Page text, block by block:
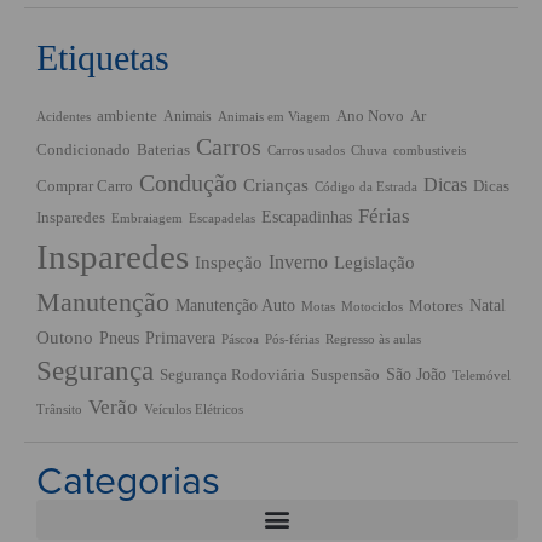
Etiquetas
Acidentes ambiente Animais Animais em Viagem Ano Novo Ar
Condicionado Baterias Carros Carros usados Chuva combustiveis
Comprar Carro Condução Crianças Código da Estrada Dicas Dicas
Insparedes
Embraiagem Escapadelas Escapadinhas Férias
Insparedes Inspeção Inverno Legislação
Manutenção Manutenção Auto Motas Motociclos Motores Natal
Outono Pneus Primavera Páscoa Pós-férias Regresso às aulas
Segurança Segurança Rodoviária Suspensão São João Telemóvel
Trânsito Verão Veículos Elétricos
Categorias